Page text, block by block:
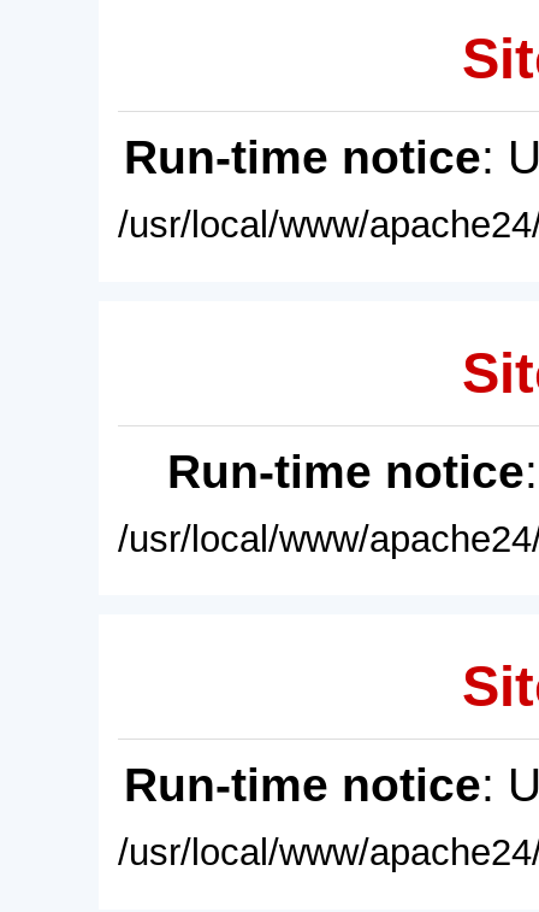
Run-time notice:
/usr/local/www/
Run-time notice
/usr/local/www/
Run-time notice:
/usr/local/www/